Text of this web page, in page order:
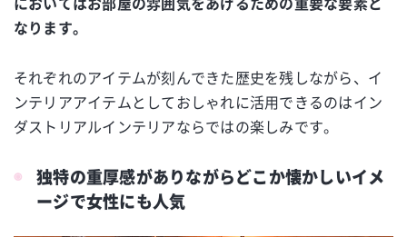
なります。
それぞれのアイテムが刻んできた歴史を残しながら、イ
ンテリアアイテムとしておしゃれに活用できるのはイン
ダストリアルインテリアならではの楽しみです。
独特の重厚感がありながらどこか懐かしいイメ
ージで女性にも人気